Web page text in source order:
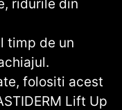
ridurile din
timp de un
folositi acest
Lift Up